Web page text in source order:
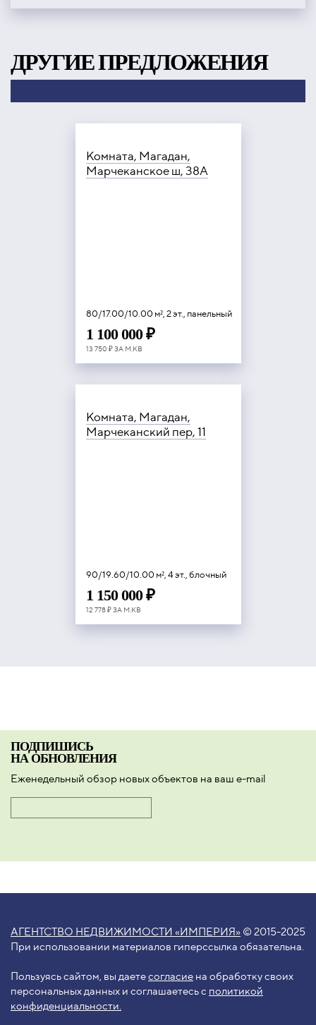
ДРУГИЕ ПРЕДЛОЖЕНИЯ
Комната, Магадан,
Марчеканское ш, 38А
80/17.00/10.00 м², 2 эт., панельный
1 100 000 ₽
13 750 ₽ ЗА М.КВ
Комната, Магадан,
Марчеканский пер, 11
90/19.60/10.00 м², 4 эт., блочный
1 150 000 ₽
12 778 ₽ ЗА М.КВ
ПОДПИШИСЬ
НА ОБНОВЛЕНИЯ
Еженедельный обзор новых объектов на ваш e-mail
АГЕНТСТВО НЕДВИЖИМОСТИ «ИМПЕРИЯ» © 2015-2025
При использовании материалов гиперссылка обязательна.
Пользуясь сайтом, вы даетесогласие на обработку своих
персональных данных и соглашаетесь с политикой
конфиденциальности.